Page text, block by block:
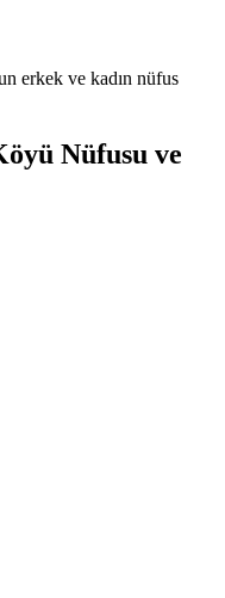
erkek ve kadın nüfus
Nüfusu ve